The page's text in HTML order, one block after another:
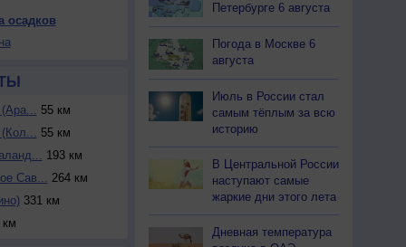
осадков
(Ара... 55 км
(Кол... 55 км
193 км
Сав... 264 км
331 км
Петербурге 6 августа
Погода в Москве 6
августа
Июль в России стал
самым тёплым за всю
историю
В Центральной России
наступают самые
жаркие дни этого лета
Дневная температура